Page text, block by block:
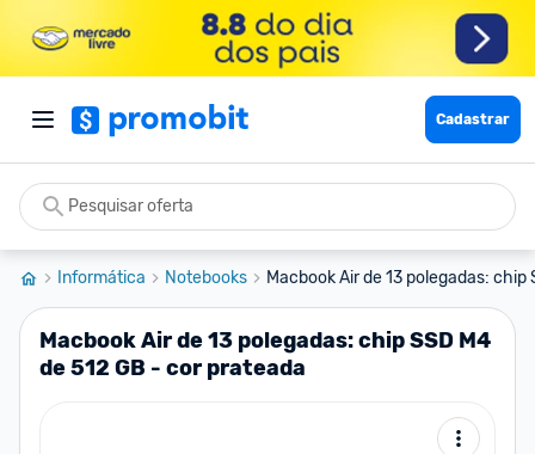
Cadastrar
Informática Notebooks Macbook Air de 13 polegadas: chip
Macbook Air de 13 polegadas: chip SSD M4
de 512 GB - cor prateada